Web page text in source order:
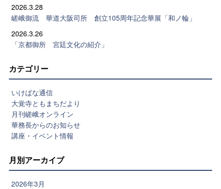
2026.3.28
嵯峨御流 華道大阪司所 創立105周年記念華展「和ノ輪」
2026.3.26
「京都御所 宮廷文化の紹介」
カテゴリー
いけばな通信
大覚寺ともまちだより
月刊嵯峨オンライン
華務長からのお知らせ
講座・イベント情報
月別アーカイブ
2026年3月